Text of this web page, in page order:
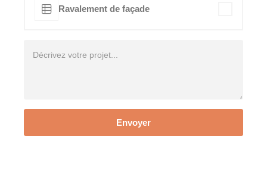
Ravalement de façade
Envoyer